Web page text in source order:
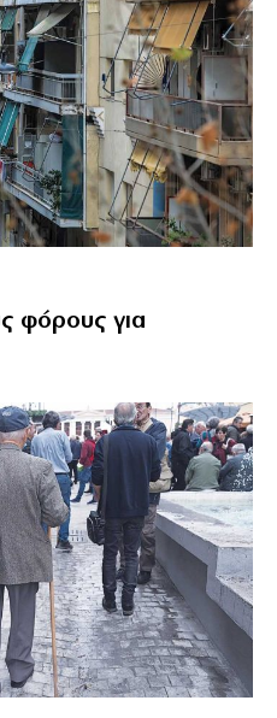
φόρους για